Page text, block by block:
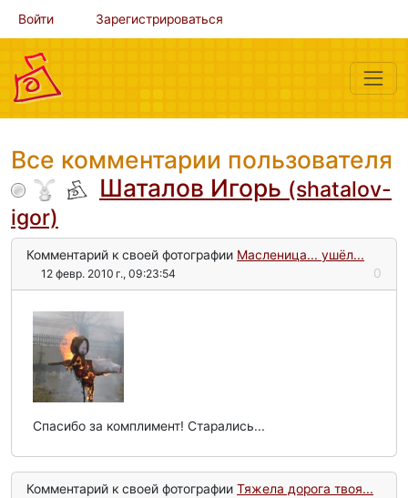
Войти Зарегистрироваться
Все комментарии пользователя
Шаталов Игорь (shatalov-
igor)
Комментарий к своей фотографии Масленица... ушёл...
12 февр. 2010 г., 09:23:54 0
Спасибо за комплимент! Старались...
Комментарий к своей фотографии Тяжела дорога твоя...